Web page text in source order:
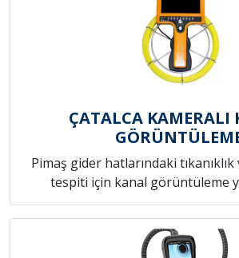
ÇATALCA KAMERALI
Pimaş gider hatlarındaki tıkanıklık
tespiti için kanal görüntüleme